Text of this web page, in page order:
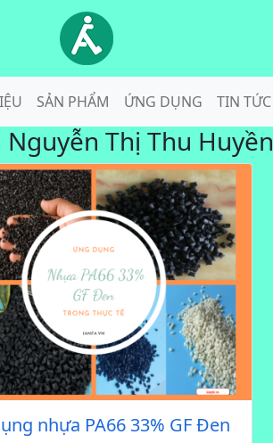
SẢN PHẨM ỨNG DỤNG TIN TỨC
Nguyễn Thị Thu Huyền
nhựa PA66 33% GF Đen